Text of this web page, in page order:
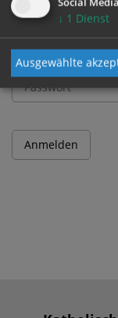
Passwort
↓ 1 Dienst
Ausgewählte